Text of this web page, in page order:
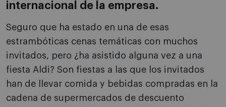
internacional de la empresa.
Seguro que ha estado en una de esas
estrambóticas cenas temáticas con muchos
invitados, pero ¿ha asistido alguna vez a una
fiesta Aldi? Son fiestas a las que los invitados
han de llevar comida y bebidas compradas en la
cadena de supermercados de descuento